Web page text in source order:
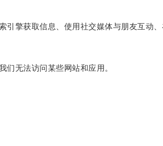
擎获取信息、使用社交媒体与朋友互动
无法访问某些网站和应用。